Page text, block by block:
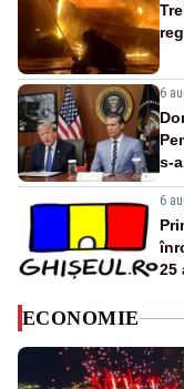
6
s-
6
25
ECONOMIE